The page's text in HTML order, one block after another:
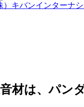
）キバンインターナ
材は、パン